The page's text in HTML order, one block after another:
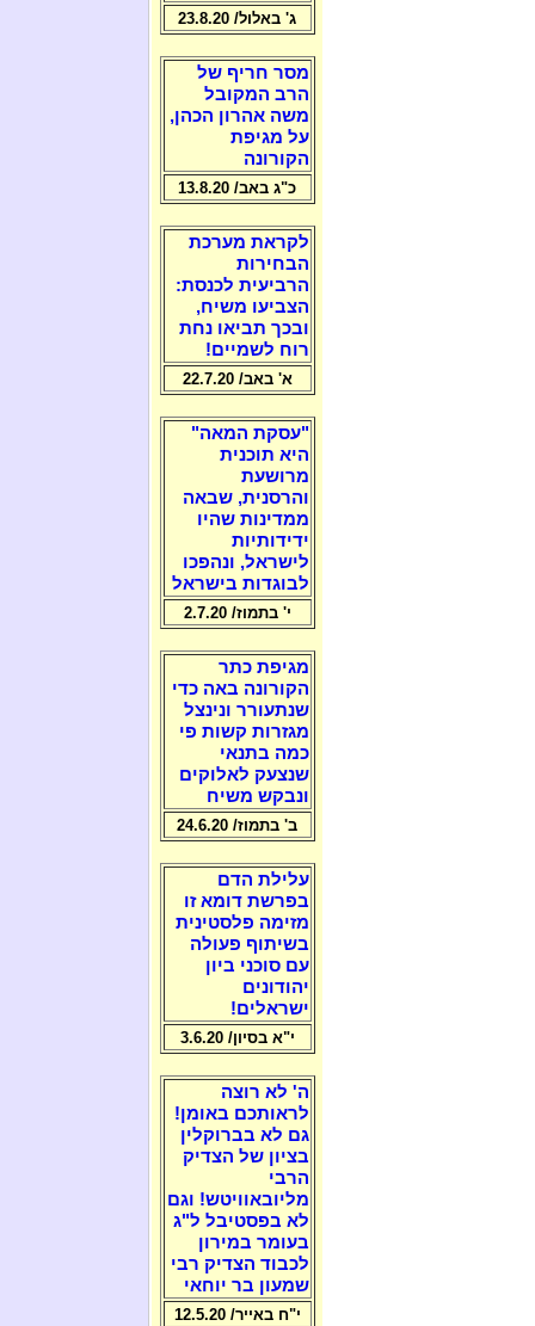
ג' באלול/ 23.8.20
מסר חריף של
הרב המקובל
משה אהרון הכהן,
על מגיפת
הקורונה
כ"ג באב/ 13.8.20
לקראת מערכת
הבחירות
הרביעית לכנסת:
הצביעו משיח,
ובכך תביאו נחת
רוח לשמיים!
א' באב/ 22.7.20
"עסקת המאה"
היא תוכנית
מרושעת
והרסנית, שבאה
ממדינות שהיו
ידידותיות
לישראל, ונהפכו
לבוגדות בישראל
י' בתמוז/ 2.7.20
מגיפת כתר
הקורונה באה כדי
שנתעורר ונינצל
מגזרות קשות פי
כמה בתנאי
שנצעק לאלוקים
ונבקש משיח
ב' בתמוז/ 24.6.20
עלילת הדם
בפרשת דומא זו
מזימה פלסטינית
בשיתוף פעולה
עם סוכני ביון
יהודונים
ישראלים!
י"א בסיון/ 3.6.20
ה' לא רוצה
לראותכם באומן!
גם לא בברוקלין
בציון של הצדיק
הרבי
מליובאוויטש! וגם
לא בפסטיבל ל"ג
בעומר במירון
לכבוד הצדיק רבי
שמעון בר יוחאי
י"ח באייר/ 12.5.20